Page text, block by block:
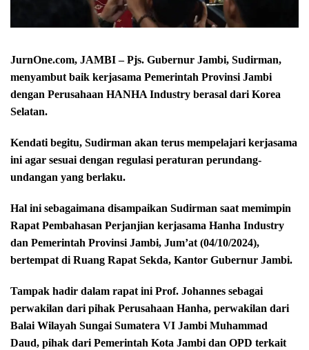
JurnOne.com, JAMBI – Pjs. Gubernur Jambi, Sudirman,
menyambut baik kerjasama Pemerintah Provinsi Jambi
dengan Perusahaan HANHA Industry berasal dari Korea
Selatan.
Kendati begitu, Sudirman akan terus mempelajari kerjasama
ini agar sesuai dengan regulasi peraturan perundang-
undangan yang berlaku.
Hal ini sebagaimana disampaikan Sudirman saat memimpin
Rapat Pembahasan Perjanjian kerjasama Hanha Industry
dan Pemerintah Provinsi Jambi, Jum’at (04/10/2024),
bertempat di Ruang Rapat Sekda, Kantor Gubernur Jambi.
Tampak hadir dalam rapat ini Prof. Johannes sebagai
perwakilan dari pihak Perusahaan Hanha, perwakilan dari
Balai Wilayah Sungai Sumatera VI Jambi Muhammad
Daud, pihak dari Pemerintah Kota Jambi dan OPD terkait